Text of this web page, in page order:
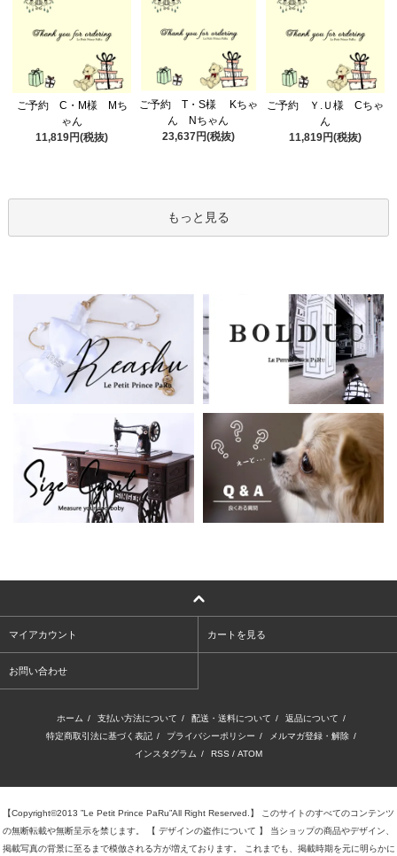
ご予約 C・M様 Mち
ゃん
11,819円(税抜)
ご予約 T・S様 Kちゃ
ん Nちゃん
23,637円(税抜)
ご予約 Ｙ.Ｕ様 Cちゃ
ん
11,819円(税抜)
もっと見る
マイアカウント カートを見る
お問い合わせ
ホーム / 支払い方法について / 配送・送料について / 返品について /
特定商取引法に基づく表記 / プライバシーポリシー / メルマガ登録・解除 /
インスタグラム / RSS / ATOM
【Copyright©2013 ”Le Petit Prince PaRu”All Right Reserved.】 このサイトのすべてのコンテンツ
の無断転載や無断呈示を禁じます。 【 デザインの盗作について 】 当ショップの商品やデザイン、
掲載写真の背景に至るまで模倣される方が増えております。 これまでも、掲載時期を元に明らかに